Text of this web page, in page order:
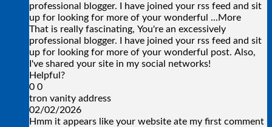
professional blogger. I have joined your rss feed and sit
up for looking for more of your wonderful ...More
That is really fascinating, You're an excessively
professional blogger. I have joined your rss feed and sit
up for looking for more of your wonderful post. Also,
I've shared your site in my social networks!
Helpful?
0 0
tron vanity address
02/02/2026
Hmm it appears like your website ate my first comment